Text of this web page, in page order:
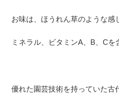
お味は、ほうれん草のような感
ミネラル、ビタミンA、B、Cを
優れた園芸技術を持っていた古